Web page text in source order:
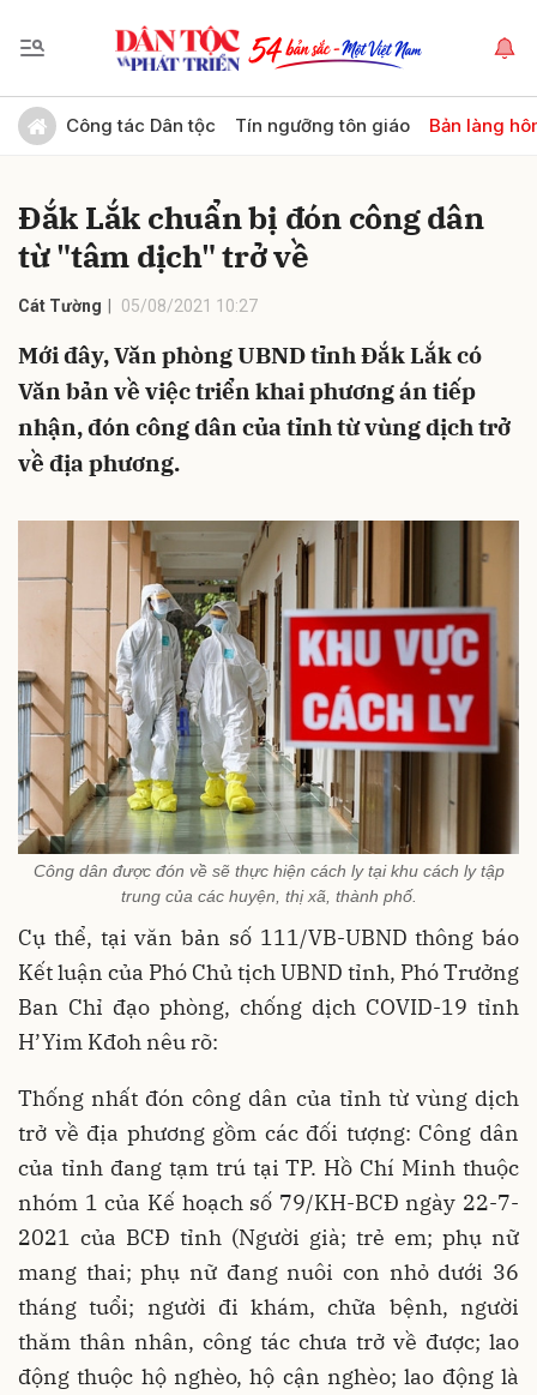
Công tác Dân tộc Tín ngưỡng tôn giáo Bản làng
Đắk Lắk chuẩn bị đón công dân
từ "tâm dịch" trở về
Cát Tường 05/08/2021 10:27
Mới đây, Văn phòng UBND tỉnh Đắk Lắk có
Văn bản về việc triển khai phương án tiếp
nhận, đón công dân của tỉnh từ vùng dịch trở
về địa phương.
Công dân được đón về sẽ thực hiện cách ly tại khu cách ly tập
trung của các huyện, thị xã, thành phố.
Cụ thể, tại văn bản số 111/VB-UBND thông báo
Kết luận của Phó Chủ tịch UBND tỉnh, Phó Trưởng
Ban Chỉ đạo phòng, chống dịch COVID-19 tỉnh
H’Yim Kđoh nêu rõ:
Thống nhất đón công dân của tỉnh từ vùng dịch
trở về địa phương gồm các đối tượng: Công dân
của tỉnh đang tạm trú tại TP. Hồ Chí Minh thuộc
nhóm 1 của Kế hoạch số 79/KH-BCĐ ngày 22-7-
2021 của BCĐ tỉnh (Người già; trẻ em; phụ nữ
mang thai; phụ nữ đang nuôi con nhỏ dưới 36
tháng tuổi; người đi khám, chữa bệnh, người
thăm thân nhân, công tác chưa trở về được; lao
động thuộc hộ nghèo, hộ cận nghèo; lao động là
Gửi bình luận
Hủy Gửi